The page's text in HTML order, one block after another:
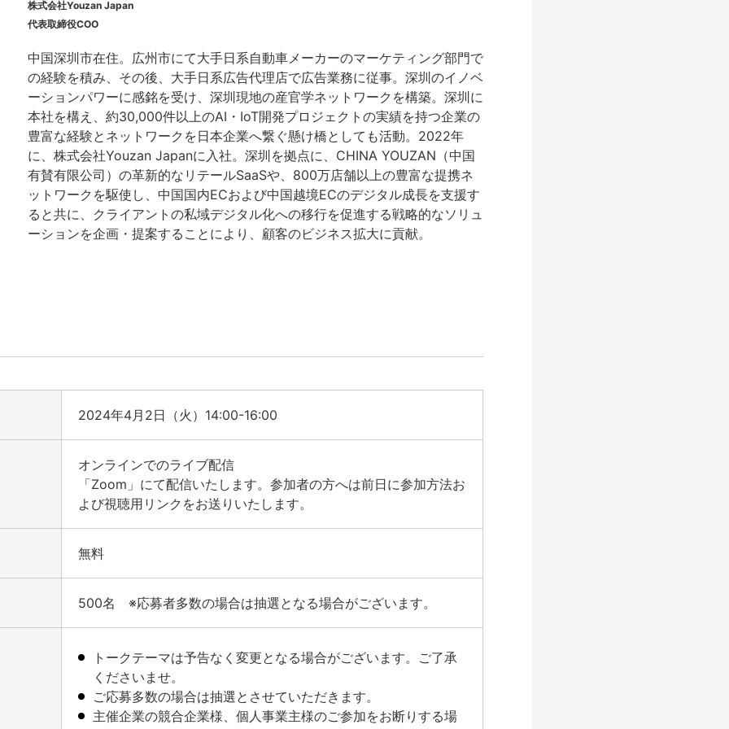
株式会社Youzan Japan
代表取締役COO
中国深圳市在住。広州市にて大手日系自動車メーカーのマーケティング部門で
の経験を積み、その後、大手日系広告代理店で広告業務に従事。深圳のイノベ
ーションパワーに感銘を受け、深圳現地の産官学ネットワークを構築。深圳に
本社を構え、約30,000件以上のAI・IoT開発プロジェクトの実績を持つ企業の
豊富な経験とネットワークを日本企業へ繋ぐ懸け橋としても活動。2022年
に、株式会社Youzan Japanに入社。深圳を拠点に、CHINA YOUZAN（中国
有賛有限公司）の革新的なリテールSaaSや、800万店舗以上の豊富な提携ネ
ットワークを駆使し、中国国内ECおよび中国越境ECのデジタル成長を支援す
ると共に、クライアントの私域デジタル化への移行を促進する戦略的なソリュ
ーションを企画・提案することにより、顧客のビジネス拡大に貢献。
2024年4月2日（火）14:00-16:00
オンラインでのライブ配信
「Zoom」にて配信いたします。参加者の方へは前日に参加方法お
よび視聴用リンクをお送りいたします。
無料
500名 ※応募者多数の場合は抽選となる場合がございます。
トークテーマは予告なく変更となる場合がございます。ご了承
くださいませ。
ご応募多数の場合は抽選とさせていただきます。
主催企業の競合企業様、個人事業主様のご参加をお断りする場